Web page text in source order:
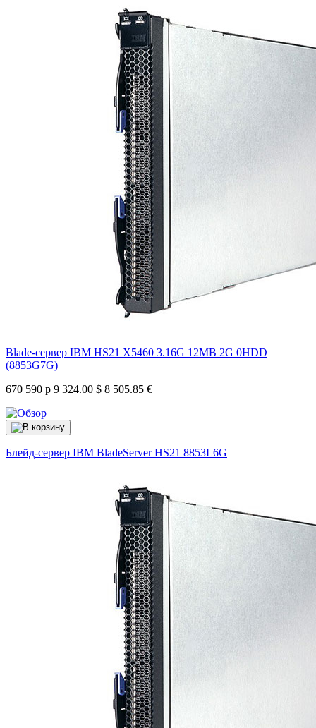
Blade-сервер IBM HS21 X5460 3.16G 12MB 2G 0HDD
(8853G7G)
670 590 р 9 324.00 $ 8 505.85 €
Блейд-сервер IBM BladeServer HS21 8853L6G